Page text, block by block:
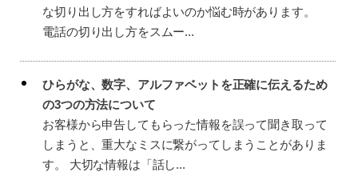
な切り出し方をすればよいのか悩む時があります。
電話の切り出し方をスムー...
ひらがな、数字、アルファベットを正確に伝えるため
の3つの方法について
お客様から申告してもらった情報を誤って聞き取って
しまうと、重大なミスに繋がってしまうことがありま
す。 大切な情報は「話し...